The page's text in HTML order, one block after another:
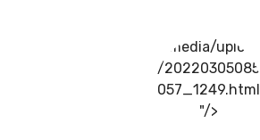
../media/upload
/20220305085
057_1249.html
"/>